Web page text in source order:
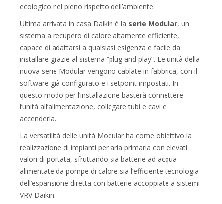
ecologico nel pieno rispetto dell’ambiente.
Ultima arrivata in casa Daikin è la serie Modular, un
sistema a recupero di calore altamente efficiente,
capace di adattarsi a qualsiasi esigenza e facile da
installare grazie al sistema “plug and play”. Le unità della
nuova serie Modular vengono cablate in fabbrica, con il
software già configurato e i setpoint impostati. In
questo modo per l’installazione basterà connettere
l’unità all’alimentazione, collegare tubi e cavi e
accenderla.
La versatilità delle unità Modular ha come obiettivo la
realizzazione di impianti per aria primaria con elevati
valori di portata, sfruttando sia batterie ad acqua
alimentate da pompe di calore sia l’efficiente tecnologia
dell’espansione diretta con batterie accoppiate a sistemi
VRV Daikin.